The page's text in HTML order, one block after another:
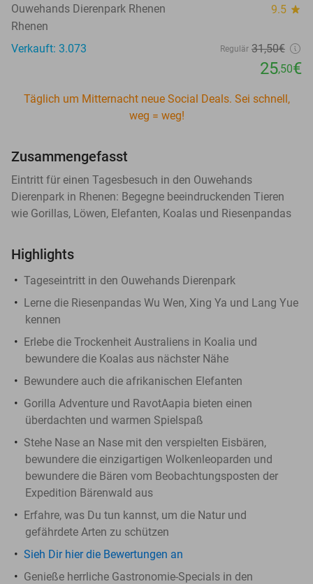
Ouwehands Dierenpark Rhenen 9.5 star
Rhenen
Verkauft: 3.073
Regulär 31,50€
25,50€
Täglich um Mitternacht neue Social Deals. Sei schnell,
weg = weg!
Zusammengefasst
Eintritt für einen Tagesbesuch in den Ouwehands
Dierenpark in Rhenen: Begegne beeindruckenden Tieren
wie Gorillas, Löwen, Elefanten, Koalas und Riesenpandas
Highlights
Tageseintritt in den Ouwehands Dierenpark
Lerne die Riesenpandas Wu Wen, Xing Ya und Lang Yue
kennen
Erlebe die Trockenheit Australiens in Koalia und
bewundere die Koalas aus nächster Nähe
Bewundere auch die afrikanischen Elefanten
Gorilla Adventure und RavotAapia bieten einen
überdachten und warmen Spielspaß
Stehe Nase an Nase mit den verspielten Eisbären,
bewundere die einzigartigen Wolkenleoparden und
bewundere die Bären vom Beobachtungsposten der
Expedition Bärenwald aus
Erfahre, was Du tun kannst, um die Natur und
gefährdete Arten zu schützen
Sieh Dir hier die Bewertungen an
Genieße herrliche Gastronomie-Specials in den